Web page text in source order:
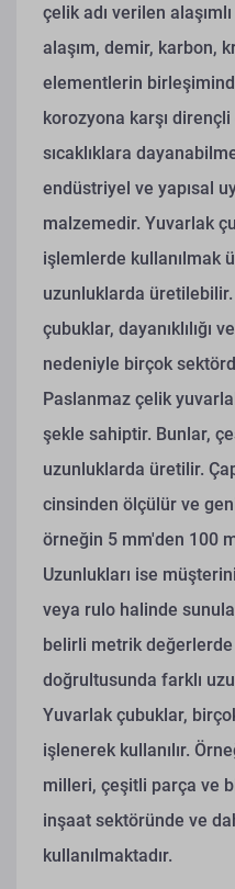
çelik adı verilen
alaşım, demir, karbon,
elementlerin
korozyona karşı
sıcaklıklara
endüstriyel ve yapısal
malzemedir. Yuvarlak
işlemlerde kullanılmak
uzunluklarda
çubuklar, dayanıklılığı
nedeniyle birçok
Paslanmaz çelik
şekle sahiptir. Bunlar,
uzunluklarda üretilir.
cinsinden ölçülür ve
örneğin 5 mm'den 100
Uzunlukları ise
veya rulo halinde
belirli metrik
doğrultusunda farklı
Yuvarlak çubuklar,
işlenerek kullanılır.
milleri, çeşitli parça ve
inşaat sektöründe ve
kullanılmaktadır.